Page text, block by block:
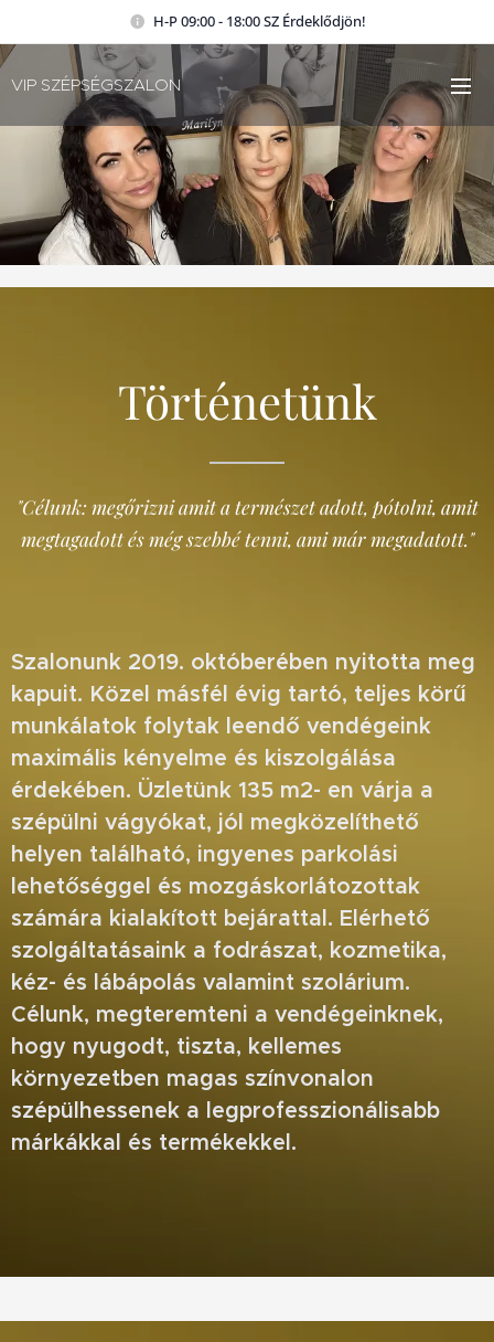
H-P 09:00 - 18:00 SZ Érdeklődjön!
VIP SZÉPSÉGSZALON
Történetünk
"Célunk: megőrizni amit a természet adott, pótolni, amit
megtagadott és még szebbé tenni, ami már megadatott."
Szalonunk 2019. októberében nyitotta meg
kapuit. Közel másfél évig tartó, teljes körű
munkálatok folytak leendő vendégeink
maximális kényelme és kiszolgálása
érdekében. Üzletünk 135 m2- en várja a
szépülni vágyókat, jól megközelíthető
helyen található, ingyenes parkolási
lehetőséggel és mozgáskorlátozottak
számára kialakított bejárattal. Elérhető
szolgáltatásaink a fodrászat, kozmetika,
kéz- és lábápolás valamint szolárium.
Célunk, megteremteni a vendégeinknek,
hogy nyugodt, tiszta, kellemes
környezetben magas színvonalon
szépülhessenek a legprofesszionálisabb
márkákkal és termékekkel.